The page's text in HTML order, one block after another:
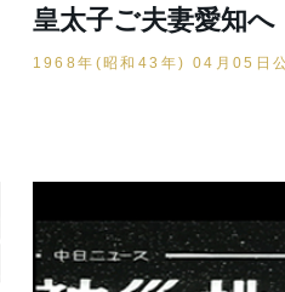
皇太子ご夫妻愛知へ
1968年(昭和43年) 04月05日